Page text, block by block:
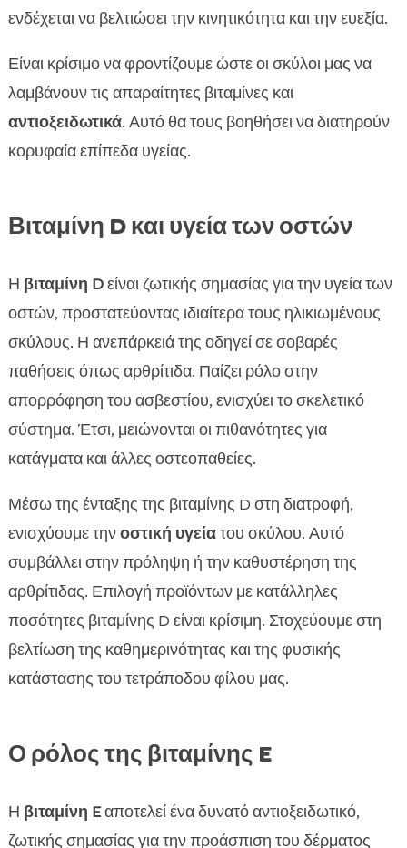
ενδέχεται να βελτιώσει την κινητικότητα και την ευεξία.
Είναι κρίσιμο να φροντίζουμε ώστε οι σκύλοι μας να
λαμβάνουν τις απαραίτητες βιταμίνες και
αντιοξειδωτικά. Αυτό θα τους βοηθήσει να διατηρούν
κορυφαία επίπεδα υγείας.
Βιταμίνη D και υγεία των οστών
Η βιταμίνη Dείναι ζωτικής σημασίας για την υγεία των
οστών, προστατεύοντας ιδιαίτερα τους ηλικιωμένους
σκύλους. Η ανεπάρκειά της οδηγεί σε σοβαρές
παθήσεις όπως αρθρίτιδα. Παίζει ρόλο στην
απορρόφηση του ασβεστίου, ενισχύει το σκελετικό
σύστημα. Έτσι, μειώνονται οι πιθανότητες για
κατάγματα και άλλες οστεοπαθείες.
Μέσω της ένταξης της βιταμίνης D στη διατροφή,
ενισχύουμε τηνοστική υγείατου σκύλου. Αυτό
συμβάλλει στην πρόληψη ή την καθυστέρηση της
αρθρίτιδας. Επιλογή προϊόντων με κατάλληλες
ποσότητες βιταμίνης D είναι κρίσιμη. Στοχεύουμε στη
βελτίωση της καθημερινότητας και της φυσικής
κατάστασης του τετράποδου φίλου μας.
Ο ρόλος της βιταμίνης E
Η βιταμίνη Eαποτελεί ένα δυνατό αντιοξειδωτικό,
ζωτικής σημασίας για την προάσπιση του δέρματος